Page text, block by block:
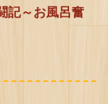
記～お風呂奮